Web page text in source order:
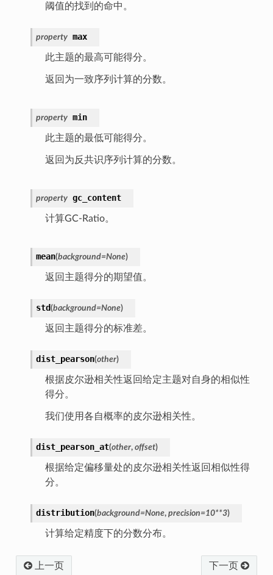
阈值的找到的命中。
property max
此主题的最高可能得分。
返回为一致序列计算的分数。
property min
此主题的最低可能得分。
返回为反共识序列计算的分数。
property gc_content
计算GC-Ratio。
mean(background=None)
返回主题得分的期望值。
std(background=None)
返回主题得分的标准差。
dist_pearson(other)
根据皮尔逊相关性返回给定主题对自身的相似性
得分。
我们使用各自概率的皮尔逊相关性。
dist_pearson_at(other, offset)
根据给定偏移量处的皮尔逊相关性返回相似性得
分。
distribution(background=None, precision=10**3)
计算给定精度下的分数分布。
下一页
上一页